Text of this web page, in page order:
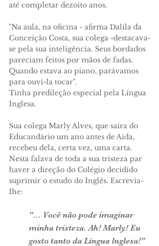
até completar dezoito anos.
"Na aula, na oficina - afirma Dalila da
Con­ceição Costa, sua colega -destacava-
se pela sua in­teligência. Seus bordados
pareciam feitos por mãos de fadas.
Quando estava ao piano, parávamos
para ouvi-la tocar".
Tinha predileção especial pela Língua
Inglesa.
Sua colega Marly Alves, que saíra do
Educandário um ano antes de Aída,
recebeu dela, certa vez, uma carta.
Nesta falava de toda a sua tristeza par
haver a direção do Colégio decidido
suprimir o estu­do do Inglês. Escrevia-
Ihe:
"... Você não pode imaginar
minha tristeza. Ah! Marly! Eu
gosto tanto da Língua lnglesa!"